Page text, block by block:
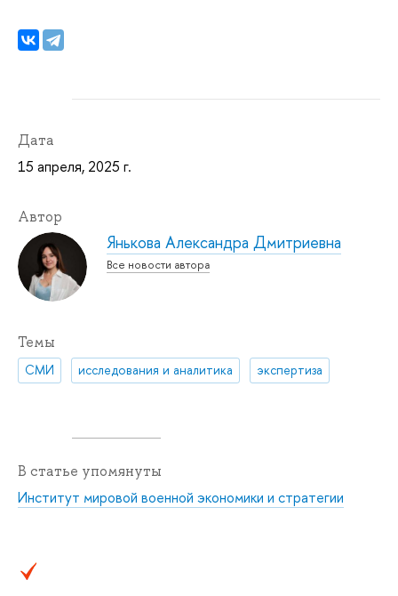
Дата
15 апреля, 2025 г.
Автор
Янькова Александра Дмитриевна
Все новости автора
Темы
СМИ исследования и аналитика экспертиза
В статье упомянуты
Институт мировой военной экономики и стратегии